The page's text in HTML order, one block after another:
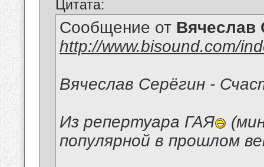
Цитата:
Сообщение от Вячеслав
http://www.bisound.com/
Вячеслав Серёгин -
Из репертуара ГАЯ
популярной в прошлом